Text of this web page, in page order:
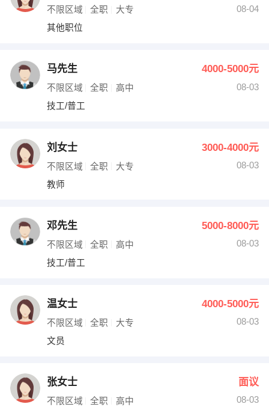
不限区域 全职 大专
08-04
其他职位
马先生 4000-5000元
不限区域 全职 高中
08-03
技工/普工
刘女士 3000-4000元
不限区域 全职 大专
08-03
教师
邓先生 5000-8000元
不限区域 全职 高中
08-03
技工/普工
温女士 4000-5000元
不限区域 全职 大专
08-03
文员
张女士 面议
不限区域 全职 高中
08-03